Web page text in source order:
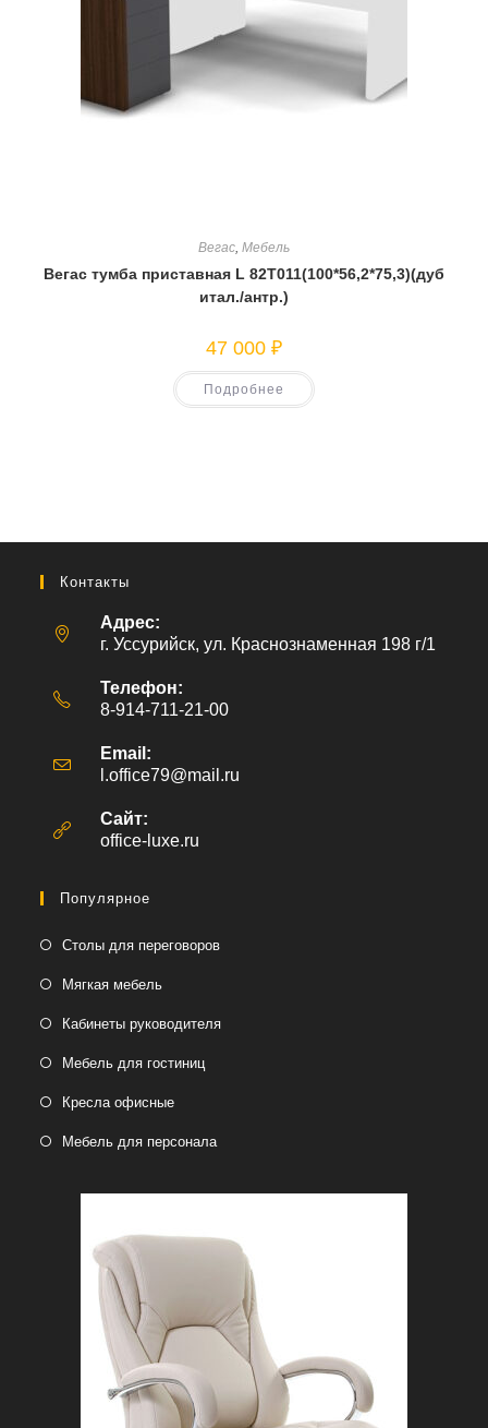
Вегас, Мебель
Вегас тумба приставная L 82T011(100*56,2*75,3)(дуб
итал./антр.)
47 000 ₽
Подробнее
Контакты
Адрес:
г. Уссурийск, ул. Краснознаменная 198 г/1
Телефон:
8-914-711-21-00
Email:
l.office79@mail.ru
Сайт:
office-luxe.ru
Популярное
Столы для переговоров
Мягкая мебель
Кабинеты руководителя
Мебель для гостиниц
Кресла офисные
Мебель для персонала